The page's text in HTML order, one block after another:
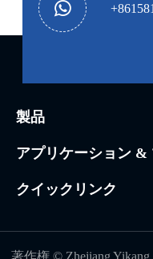
製品
アプリケーション &
クイックリンク
著作権 © Zhejiang